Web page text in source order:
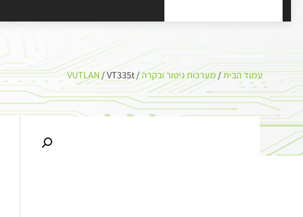
עמוד הבית/מערכות ניטור ובקרה/
VUTLAN/ VT335t